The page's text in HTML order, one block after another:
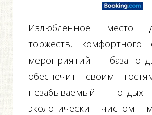
Излюбленнoе место
торжеств,
мероприятий – база
обеспечит своим
незабываемый
экологически чистом